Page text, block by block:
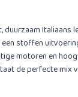
Italiaans
stoffen
motoren en
de perfecte mix